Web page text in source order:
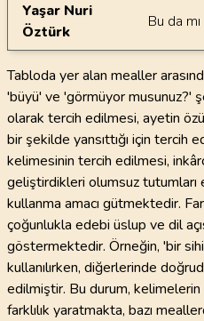
Yaşar Nuri
Öztürk
Bu da
Tabloda yer alan mealler
'büyü' ve 'görmüyor musunuz?'
olarak tercih edilmesi, ayetin
bir şekilde yansıttığı için tercih
kelimesinin tercih edilmesi,
geliştirdikleri olumsuz
kullanma amacı gütmektedir.
çoğunlukla edebi üslup ve dil
göstermektedir. Örneğin, 'bir
kullanılırken, diğerlerinde
edilmiştir. Bu durum, kelimelerin
farklılık yaratmakta, bazı